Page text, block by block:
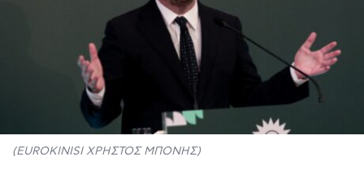
(EUROKINISI ΧΡΗΣΤΟΣ ΜΠΟΝΗΣ)